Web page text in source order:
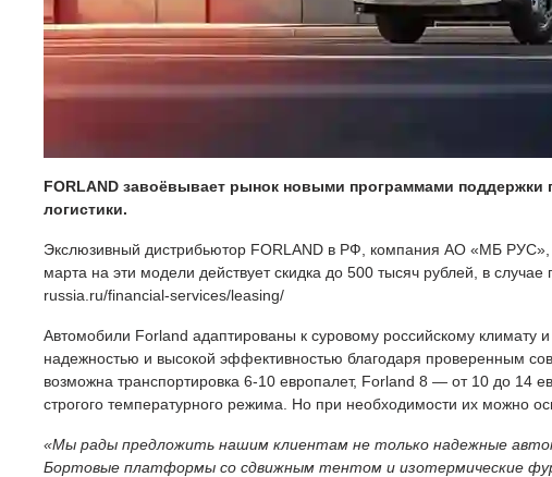
FORLAND завоёвывает рынок новыми программами
логистики.
Экслюзивный дистрибьютор FORLAND в РФ, компания АО «МБ
марта на эти модели действует скидка до 500 тысяч рублей, в
russia.ru/financial-services/leasing/
Автомобили Forland адаптированы к суровому российскому
надежностью и высокой эффективностью благодаря проверенным
возможна транспортировка 6-10 европалет, Forland 8 — от 10 до 14
строгого температурного режима. Но при необходимости их можно
«Мы рады предложить нашим клиентам не только надежные
Бортовые платформы со сдвижным тентом и изотермические